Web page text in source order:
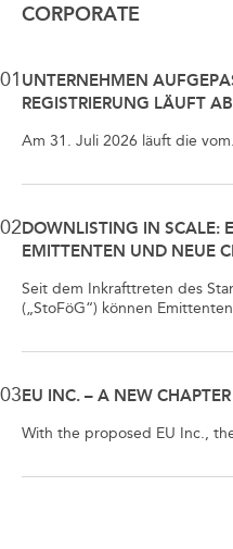
CORPORATE
01 UNTERNEHMEN
REGISTRIERUNG LÄUFT
Am 31. Juli 2026 läuft die
02DOWNLISTING IN SCALE:
EMITTENTEN UND NEUE
Seit dem Inkrafttreten des
(„StoFöG“) können
03EU INC. – A NEW
With the proposed EU Inc.,